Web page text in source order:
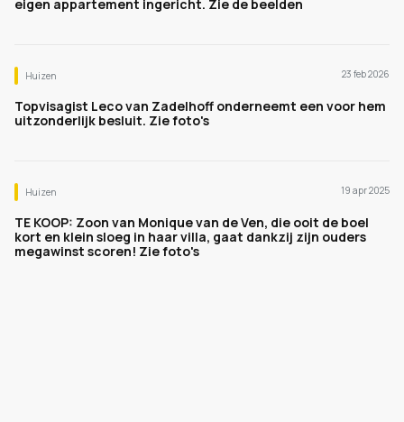
eigen appartement ingericht. Zie de beelden
Huizen 23 feb 2026
Topvisagist Leco van Zadelhoff onderneemt een voor hem
uitzonderlijk besluit. Zie foto's
Huizen 19 apr 2025
TE KOOP: Zoon van Monique van de Ven, die ooit de boel
kort en klein sloeg in haar villa, gaat dankzij zijn ouders
megawinst scoren! Zie foto's